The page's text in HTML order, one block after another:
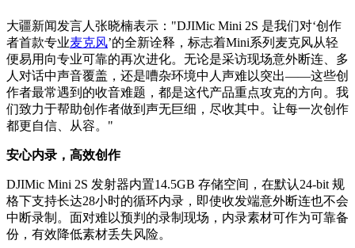
大疆新闻发言人张晓楠表示："DJIMic Mini 2S 是我们对‘创作
者首款专业麦克风’的全新诠释，标志着Mini系列麦克风从轻
便易用向专业可靠的再次进化。无论是采访现场意外断连、多
人对话中声音覆盖，还是嘈杂环境中人声难以突出——这些创
作者最常遇到的收音难题，都是这代产品重点攻克的方向。我
们致力于帮助创作者做到声无巨细，尽收其中。让每一次创作
都更自信、从容。"
安心内录，高效创作
DJIMic Mini 2S 发射器内置14.5GB 存储空间，在默认24-bit 规
格下支持长达28小时的循环内录，即使收发端意外断连也不会
中断录制。面对难以预判的录制现场，内录素材可作为可靠备
份，有效降低素材丢失风险。